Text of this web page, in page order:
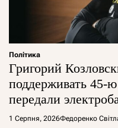
Політика
Григорий
поддерживать
передали
1 Серпня, 2026Федоренко